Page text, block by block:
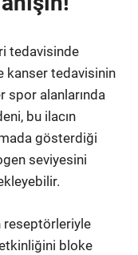
tedavisinde
kanser tedavisinin
spor alanlarında
bu ilacın
gösterdiği
seviyesini
reseptörleriyle
bloke